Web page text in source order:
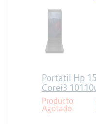
Portatil Hp
Corei3
Freedos
Producto
Agotado